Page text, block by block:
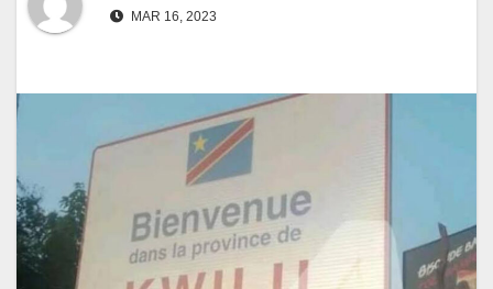
MAR 16, 2023